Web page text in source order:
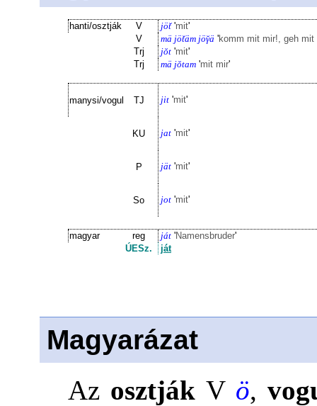
hanti/osztják V jö̆t'mit'
V
mä jö̆täm jö̆γä 'komm mit mir!, geh mit
Trj
jŏt 'mit'
Trj
mä jŏtam 'mit mir'
manysi/vogul TJ jit 'mit'
KU jat 'mit'
P jät 'mit'
So jot 'mit'
magyar reg ját 'Namensbruder'
ÚESz.
ját
Magyarázat
Az osztjákV ö,